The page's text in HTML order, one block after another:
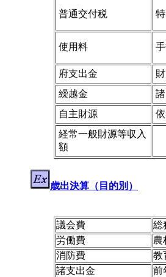
普通交付税
使用料
府支出金
繰越金
自主財源
経常一般財源等収入
額
歳出決算（目的別）
議会費 総
労働費
農
消防費
教
諸支出金
前